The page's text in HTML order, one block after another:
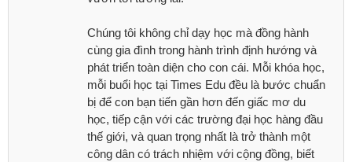
Chúng tôi không chỉ dạy học mà đồng hành
cùng gia đình trong hành trình định hướng và
phát triển toàn diện cho con cái. Mỗi khóa học,
mỗi buổi học tại Times Edu đều là bước chuẩn
bị để con bạn tiến gần hơn đến giấc mơ du
học, tiếp cận với các trường đại học hàng đầu
thế giới, và quan trọng nhất là trở thành một
công dân có trách nhiệm với cộng đồng, biết